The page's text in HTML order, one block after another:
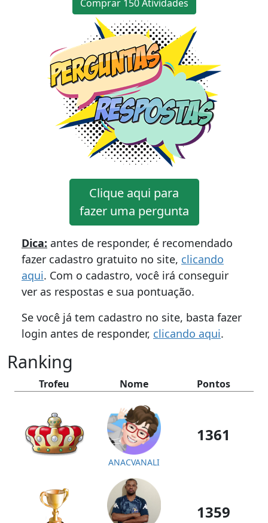
Clique aqui para
fazer uma pergunta
Dica: antes de responder, é recomendado
fazer cadastro gratuito no site, clicando
aqui. Com o cadastro, você irá conseguir
ver as respostas e sua pontuação.
Se você já tem cadastro no site, basta fazer
login antes de responder, clicando aqui.
Comprar 150 Atividades
Ranking
Trofeu Nome Pontos
ANACVANALI
1361
1359